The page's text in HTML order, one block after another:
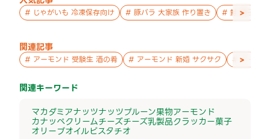
# じゃがいも 冷凍保存向け # 豚バラ 大家族 作り置き # 鮭 親子 作
>
関連記事
# アーモンド 受験生 酒の肴 # アーモンド 新婚 サクサク #アーモ
>
関連キーワード
マカダミアナッツナッツプルーン果物アーモンド
カナッペクリームチーズチーズ乳製品クラッカー菓子
オリーブオイルピスタチオ